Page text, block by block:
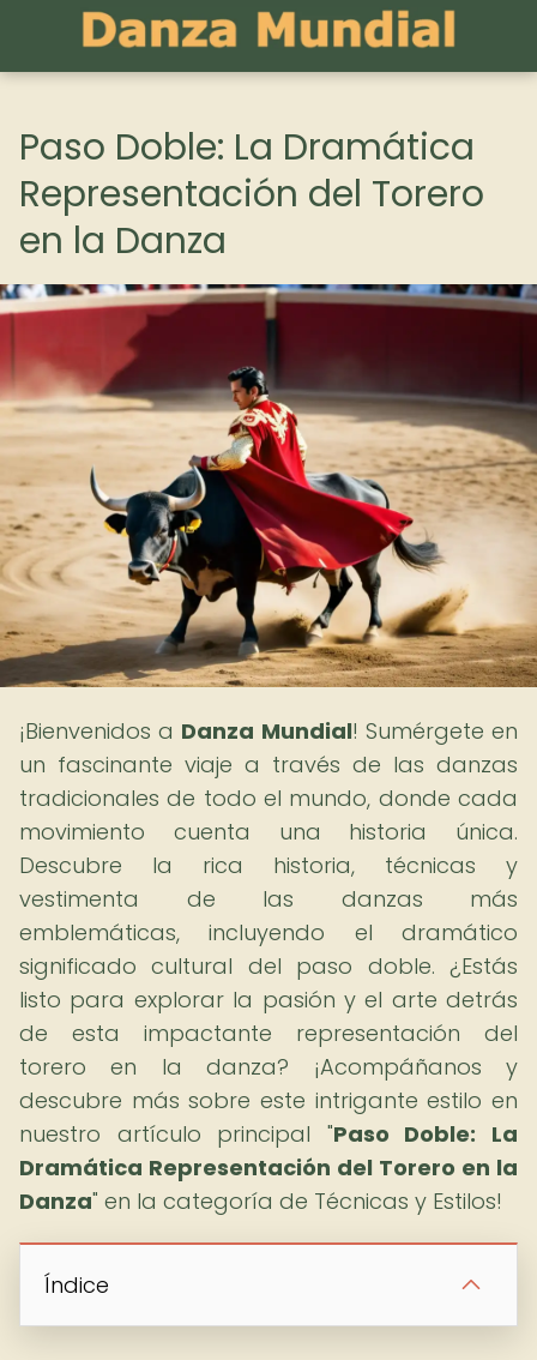
Paso Doble: La Dramática
Representación del Torero
en la Danza
¡Bienvenidos a Danza Mundial! Sumérgete en
un fascinante viaje a través de las danzas
tradicionales de todo el mundo, donde cada
movimiento cuenta una historia única.
Descubre la rica historia, técnicas y
vestimenta de las danzas más
emblemáticas, incluyendo el dramático
significado cultural del paso doble. ¿Estás
listo para explorar la pasión y el arte detrás
de esta impactante representación del
torero en la danza? ¡Acompáñanos y
descubre más sobre este intrigante estilo en
nuestro artículo principal "Paso Doble: La
Dramática Representación del Torero en la
Danza" en la categoría de Técnicas y Estilos!
Índice